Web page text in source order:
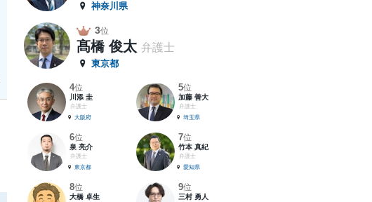
神奈川県
3位
髙橋 俊太 弁護士
東京都
4位
川添 圭
弁護士
大阪府
5位
加藤 善大
弁護士
埼玉県
6位
泉 亮介
弁護士
東京都
7位
竹本 真紀
弁護士
愛知県
8位
大橋 卓生
9位
三村 勇人